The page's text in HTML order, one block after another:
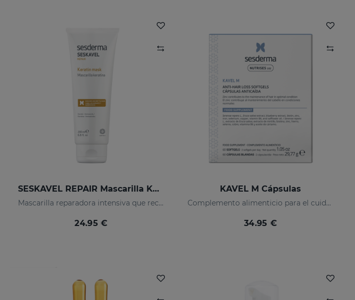
SESKAVEL REPAIR Mascarilla Keratina
Mascarilla reparadora intensiva que reconstruye, nutre el cabello y evita el encrespamiento.
24.95 €
KAVEL M Cápsulas
Complemento alimenticio para el cuidado del cabello
34.95 €